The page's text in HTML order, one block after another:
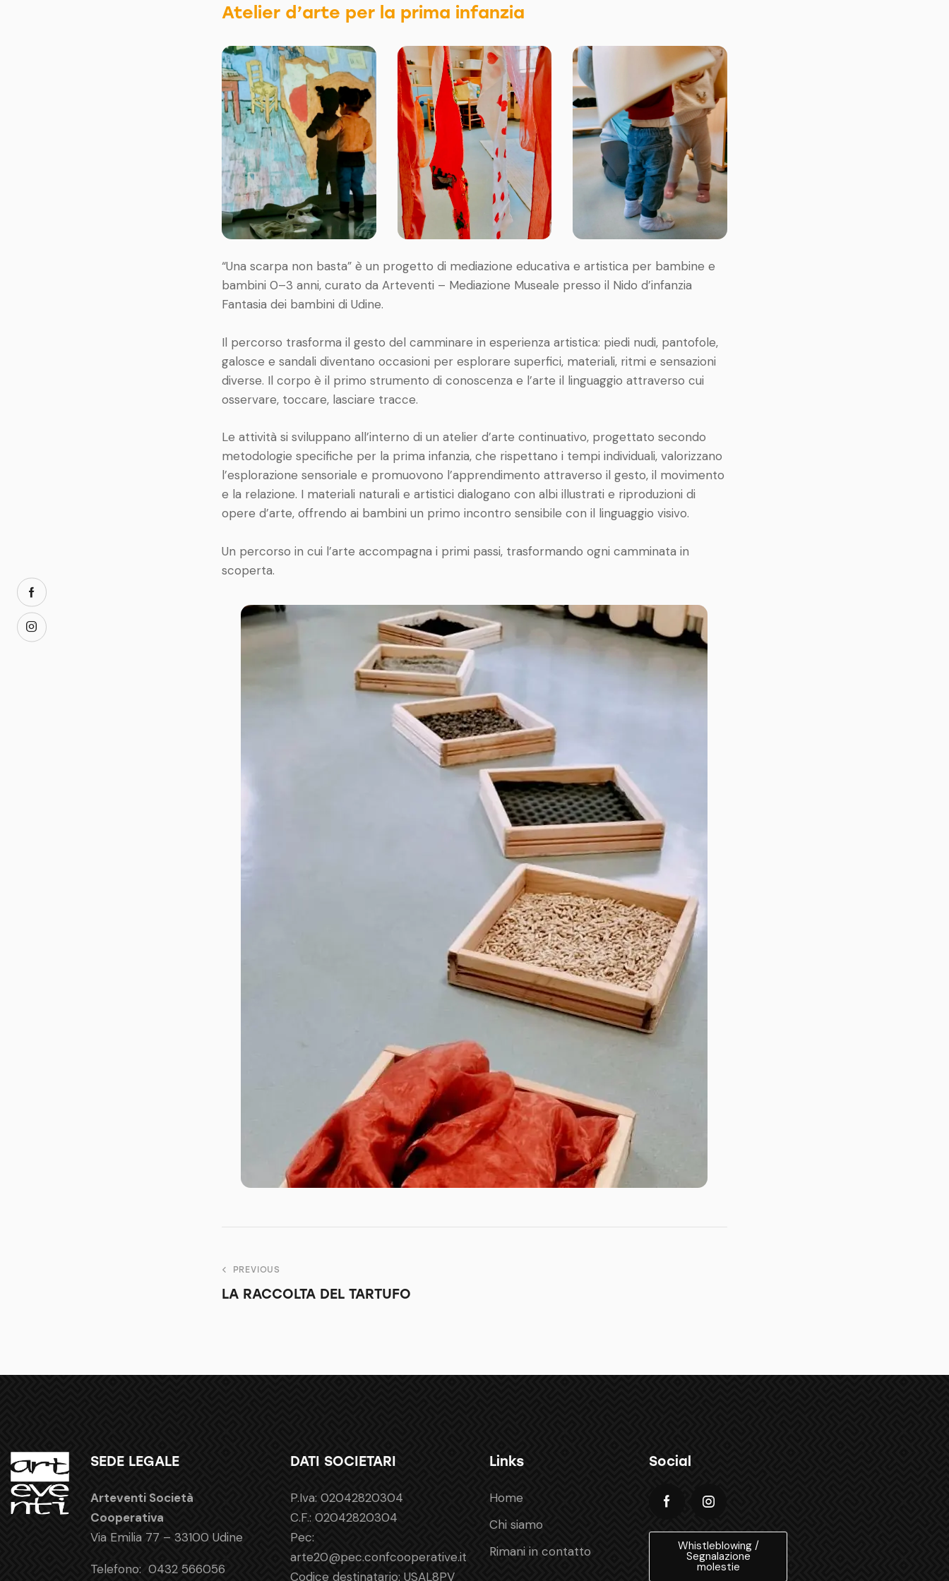
Atelier d’arte per la prima infanzia
“Una scarpa non basta” è un progetto di mediazione educativa e artistica per bambine e
bambini 0–3 anni, curato da Arteventi – Mediazione Museale presso il Nido d’infanzia
Fantasia dei bambini di Udine.
Il percorso trasforma il gesto del camminare in esperienza artistica: piedi nudi, pantofole,
galosce e sandali diventano occasioni per esplorare superfici, materiali, ritmi e sensazioni
diverse. Il corpo è il primo strumento di conoscenza e l’arte il linguaggio attraverso cui
osservare, toccare, lasciare tracce.
Le attività si sviluppano all’interno di un atelier d’arte continuativo, progettato secondo
metodologie specifiche per la prima infanzia, che rispettano i tempi individuali, valorizzano
l’esplorazione sensoriale e promuovono l’apprendimento attraverso il gesto, il movimento
e la relazione. I materiali naturali e artistici dialogano con albi illustrati e riproduzioni di
opere d’arte, offrendo ai bambini un primo incontro sensibile con il linguaggio visivo.
Un percorso in cui l’arte accompagna i primi passi, trasformando ogni camminata in
scoperta.
PREVIOUS
LA RACCOLTA DEL TARTUFO
SEDE LEGALE
Arteventi Società
Cooperativa
Via Emilia 77 – 33100 Udine
Telefono: 0432 566056
DATI SOCIETARI
P.Iva: 02042820304
C.F.: 02042820304
Pec:
arte20@pec.confcooperative.it
Codice destinatario: USAL8PV
Links
Home
Chi siamo
Rimani in contatto
Social
Whistleblowing /
Segnalazione
molestie